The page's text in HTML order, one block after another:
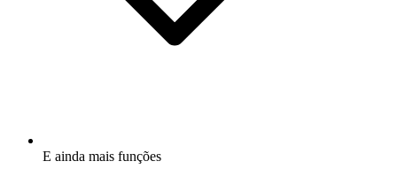
E ainda mais funções